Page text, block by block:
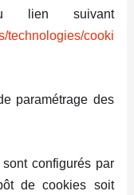
lien suivant
technologies/cooki
paramétrage des
configurés par
de cookies soit